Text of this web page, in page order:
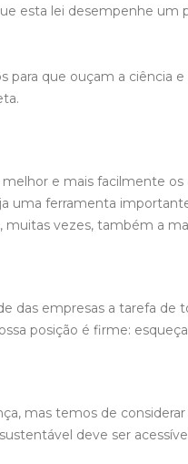
esta lei desempenhe
para que ouçam a
e mais facilmente
uma ferramenta
vezes, também a
das empresas a tarefa
posição é firme:
mas temos de
deve ser